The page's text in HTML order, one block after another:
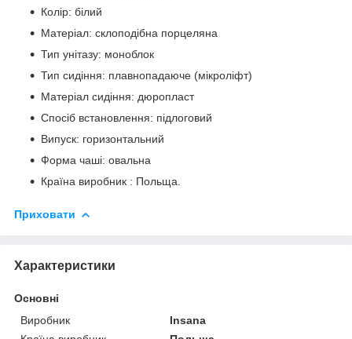
Колір: білий
Матеріал: склоподібна порцеляна
Тип унітазу: моноблок
Тип сидіння: плавнопадаюче (мікроліфт)
Матеріал сидіння: дюропласт
Спосіб встановлення: підлоговий
Випуск: горизонтальний
Форма чаші: овальна
Країна виробник : Польща.
Приховати
Характеристики
Основні
Виробник
Insana